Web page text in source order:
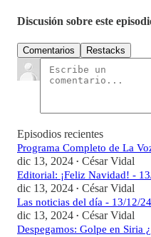
Discusión sobre este
Comentarios Restacks
Episodios recientes
Programa Completo de La
dic 13, 2024 • César Vidal
Editorial: ¡Feliz Navidad! -
dic 13, 2024 • César Vidal
Las noticias del día - 13/12/24
dic 13, 2024 • César Vidal
Despegamos: Golpe en Siria